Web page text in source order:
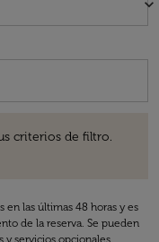
keyboard_arrow_down
criterios de filtro.
en las últimas 48 horas y es
de la reserva. Se pueden
y servicios opcionales.